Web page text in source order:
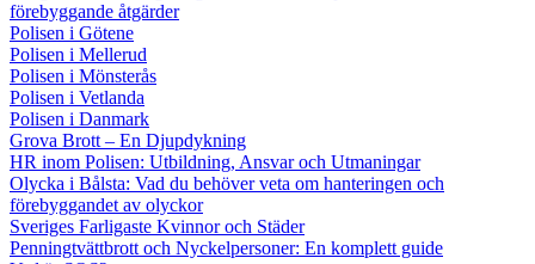
förebyggande åtgärder
Polisen i Götene
Polisen i Mellerud
Polisen i Mönsterås
Polisen i Vetlanda
Polisen i Danmark
Grova Brott – En Djupdykning
HR inom Polisen: Utbildning, Ansvar och Utmaningar
Olycka i Bålsta: Vad du behöver veta om hanteringen och
förebyggandet av olyckor
Sveriges Farligaste Kvinnor och Städer
Penningtvättbrott och Nyckelpersoner: En komplett guide